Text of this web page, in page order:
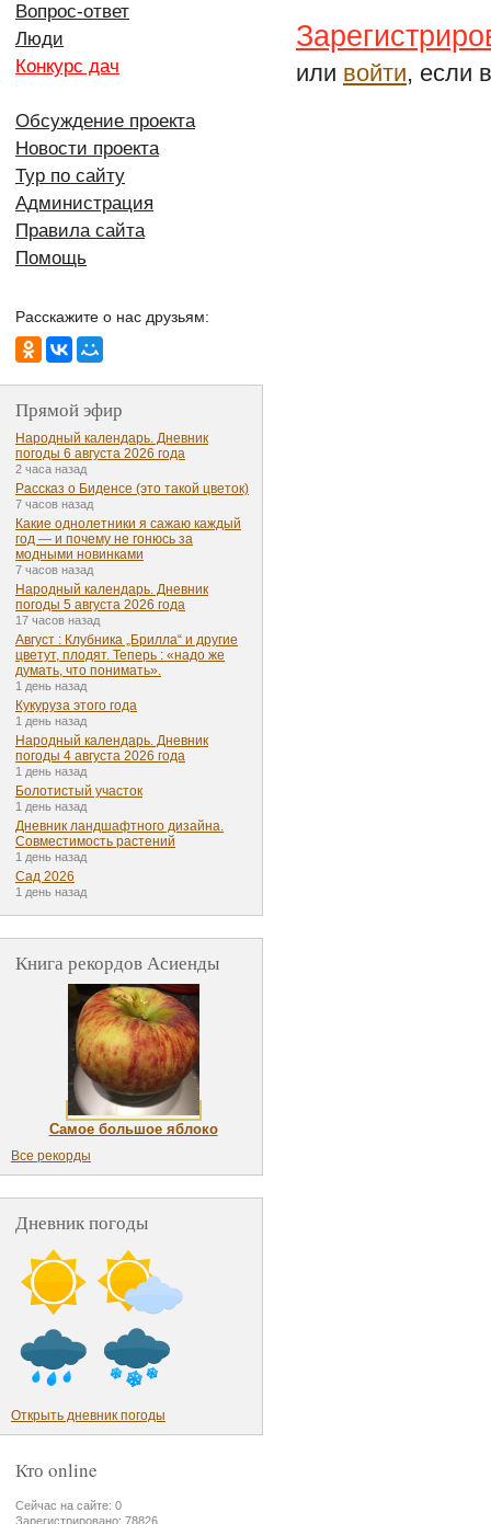
или войти, если
Вопрос-ответ
Люди
Конкурс дач
Обсуждение проекта
Новости проекта
Тур по сайту
Администрация
Правила сайта
Помощь
Расскажите о нас друзьям:
Прямой эфир
Народный календарь. Дневник
погоды 6 августа 2026 года
2 часа назад
Рассказ о Биденсе (это такой цветок)
7 часов назад
Какие однолетники я сажаю каждый
год — и почему не гонюсь за
модными новинками
7 часов назад
Народный календарь. Дневник
погоды 5 августа 2026 года
17 часов назад
Август : Клубника „Брилла“ и другие
цветут, плодят. Теперь : «надо же
думать, что понимать».
1 день назад
Кукуруза этого года
1 день назад
Народный календарь. Дневник
погоды 4 августа 2026 года
1 день назад
Болотистый участок
1 день назад
Дневник ландшафтного дизайна.
Совместимость растений
1 день назад
Сад 2026
1 день назад
Книга рекордов Асиенды
Самое большое яблоко
Все рекорды
Дневник погоды
Открыть дневник погоды
Кто online
Сейчас на сайте: 0
Зарегистрировано: 78826